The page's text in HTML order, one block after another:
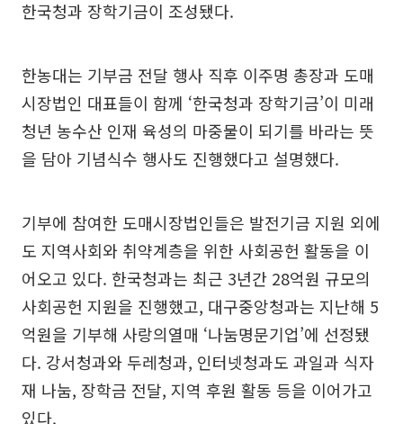
한국청과 장학기금이 조성됐다.
한농대는 기부금 전달 행사 직후 이주명 총장과 도매
시장법인 대표들이 함께 ‘한국청과 장학기금’이 미래
청년 농수산 인재 육성의 마중물이 되기를 바라는 뜻
을 담아 기념식수 행사도 진행했다고 설명했다.
기부에 참여한 도매시장법인들은 발전기금 지원 외에
도 지역사회와 취약계층을 위한 사회공헌 활동을 이
어오고 있다. 한국청과는 최근 3년간 28억원 규모의
사회공헌 지원을 진행했고, 대구중앙청과는 지난해 5
억원을 기부해 사랑의열매 ‘나눔명문기업’에 선정됐
다. 강서청과와 두레청과, 인터넷청과도 과일과 식자
재 나눔, 장학금 전달, 지역 후원 활동 등을 이어가고
있다.